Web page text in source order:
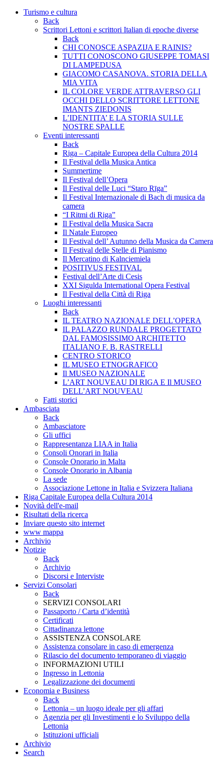
Turismo e cultura
Back
Scrittori Lettoni e scrittori Italian di epoche diverse
Back
CHI CONOSCE ASPAZIJA E RAINIS?
TUTTI CONOSCONO GIUSEPPE TOMASI
DI LAMPEDUSA
GIACOMO CASANOVA. STORIA DELLA
MIA VITA
IL COLORE VERDE ATTRAVERSO GLI
OCCHI DELLO SCRITTORE LETTONE
IMANTS ZIEDONIS
L’IDENTITA’ E LA STORIA SULLE
NOSTRE SPALLE
Eventi interessanti
Back
Riga – Capitale Europea della Cultura 2014
Il Festival della Musica Antica
Summertime
Il Festival dell’Opera
Il Festival delle Luci “Staro Rīga”
Il Festival Internazionale di Bach di musica da
camera
“I Ritmi di Riga”
Il Festival della Musica Sacra
Il Natale Europeo
Il Festival dell’ Autunno della Musica da Camera
Il Festival delle Stelle di Pianismo
Il Mercatino di Kalnciemiela
POSITIVUS FESTIVAL
Festival dell’Arte di Cesis
XXI Sigulda International Opera Festival
Il Festival della Città di Riga
Luoghi interessanti
Back
IL TEATRO NAZIONALE DELL’OPERA
IL PALAZZO RUNDALE PROGETTATO
DAL FAMOSISSIMO ARCHITETTO
ITALIANO F. B. RASTRELLI
CENTRO STORICO
IL MUSEO ETNOGRAFICO
Il MUSEO NAZIONALE
L’ART NOUVEAU DI RIGA E Il MUSEO
DELL’ART NOUVEAU
Fatti storici
Ambasciata
Back
Ambasciatore
Gli uffici
Rappresentanza LIAA in Italia
Consoli Onorari in Italia
Console Onorario in Malta
Console Onorario in Albania
La sede
Associazione Lettone in Italia e Svizzera Italiana
Riga Capitale Europea della Cultura 2014
Novità dell'e-mail
Risultati della ricerca
Inviare questo sito internet
www mappa
Archivio
Notizie
Back
Archivio
Discorsi e Interviste
Servizi Consolari
Back
SERVIZI CONSOLARI
Passaporto / Carta d’identità
Certificati
Cittadinanza lettone
ASSISTENZA CONSOLARE
Assistenza consolare in caso di emergenza
Rilascio del documento temporaneo di viaggio
INFORMAZIONI UTILI
Ingresso in Lettonia
Legalizzazione dei documenti
Economia e Business
Back
Lettonia – un luogo ideale per gli affari
Agenzia per gli Investimenti e lo Sviluppo della
Lettonia
Istituzioni ufficiali
Archivio
Search